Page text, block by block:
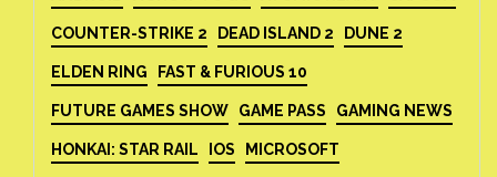
COUNTER-STRIKE 2 DEAD ISLAND 2 DUNE 2
ELDEN RING FAST & FURIOUS 10
FUTURE GAMES SHOW GAME PASS GAMING NEWS
HONKAI: STAR RAIL IOS MICROSOFT